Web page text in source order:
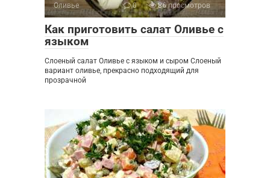
Оливье 0 86 просмотров
Как приготовить салат Оливье с
языком
Слоеный салат Оливье с языком и сыром Слоеный
вариант оливье, прекрасно подходящий для
прозрачной